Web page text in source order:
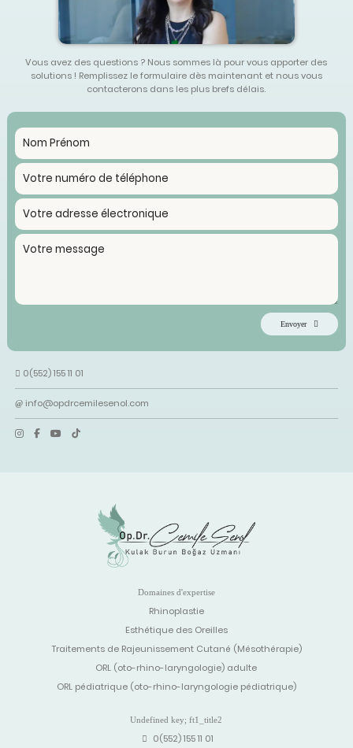
Vous avez des questions ? Nous sommes là pour vous apporter des
solutions ! Remplissez le formulaire dès maintenant et nous vous
contacterons dans les plus brefs délais.
Envoyer
0(552) 155 11 01
info@opdrcemilesenol.com
Domaines d'expertise
Rhinoplastie
Esthétique des Oreilles
Traitements de Rajeunissement Cutané (Mésothérapie)
ORL (oto-rhino-laryngologie) adulte
ORL pédiatrique (oto-rhino-laryngologie pédiatrique)
Undefined key; ft1_title2
0(552) 155 11 01